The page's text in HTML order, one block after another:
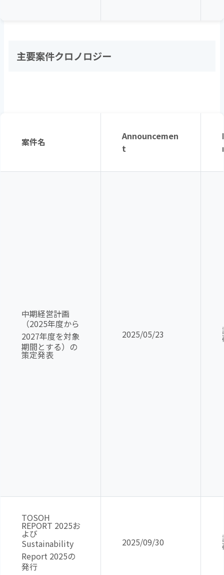
主要案件クロノロジー
案件名
Announcemen
t
中期経営計画
（2025年度から
2027年度を対象
期間とする）の
策定発表
2025/05/23
TOSOH
REPORT 2025お
よび
Sustainability
Report 2025の
発行
2025/09/30